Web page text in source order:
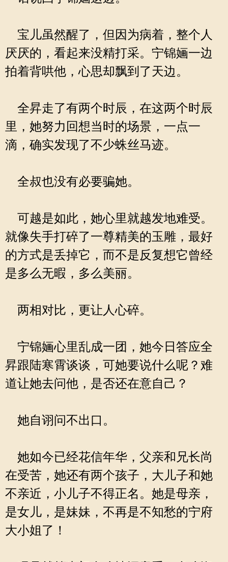
宝儿虽然醒了，但因为病着，整个人
厌厌的，看起来没精打采。宁锦婳一边
拍着背哄他，心思却飘到了天边。
全昇走了有两个时辰，在这两个时辰
里，她努力回想当时的场景，一点一
滴，确实发现了不少蛛丝马迹。
全叔也没有必要骗她。
可越是如此，她心里就越发地难受。
就像失手打碎了一尊精美的玉雕，最好
的方式是丢掉它，而不是反复想它曾经
是多么无暇，多么美丽。
两相对比，更让人心碎。
宁锦婳心里乱成一团，她今日答应全
昇跟陆寒霄谈谈，可她要说什么呢？难
道让她去问他，是否还在意自己？
她自诩问不出口。
她如今已经花信年华，父亲和兄长尚
在受苦，她还有两个孩子，大儿子和她
不亲近，小儿子不得正名。她是母亲，
是女儿，是妹妹，不再是不知愁的宁府
大小姐了！